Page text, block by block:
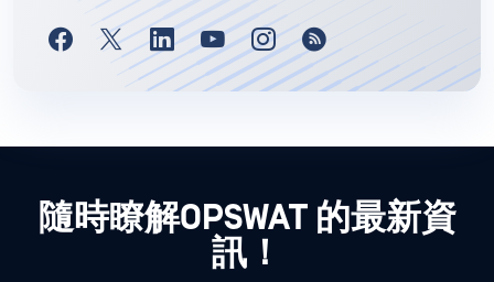
隨時瞭解OPSWAT 的最新資
訊！